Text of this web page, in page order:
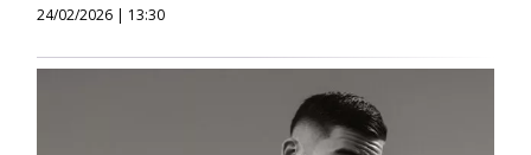
24/02/2026 | 13:30